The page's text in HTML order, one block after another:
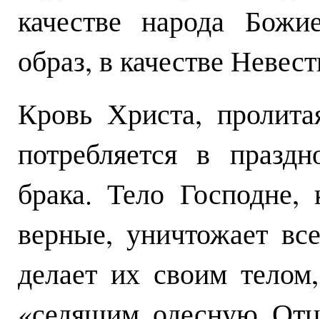
качестве народа
образ, в качестве
Кровь Христа,
потребляется в
брака. Тело Господне,
верные, уничтожает
делает их своим